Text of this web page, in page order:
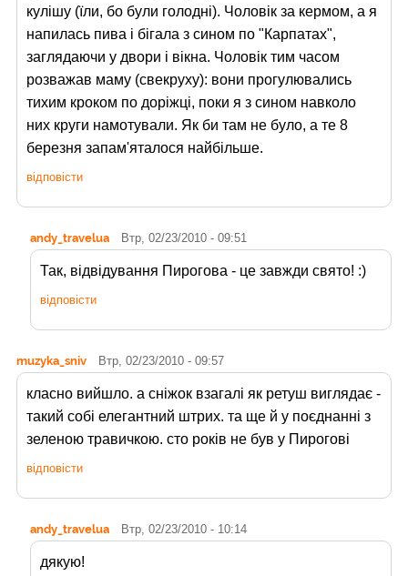
кулішу (їли, бо були голодні). Чоловік за кермом, а я
напилась пива і бігала з сином по "Карпатах",
заглядаючи у двори і вікна. Чоловік тим часом
розважав маму (свекруху): вони прогулювались
тихим кроком по доріжці, поки я з сином навколо
них круги намотували. Як би там не було, а те 8
березня запам'яталося найбільше.
відповісти
andy_travelua Втр, 02/23/2010 - 09:51
Так, відвідування Пирогова - це завжди свято! :)
відповісти
muzyka_sniv Втр, 02/23/2010 - 09:57
класно вийшло. а сніжок взагалі як ретуш виглядає -
такий собі елегантний штрих. та ще й у поєднанні з
зеленою травичкою. сто років не був у Пирогові
відповісти
andy_travelua Втр, 02/23/2010 - 10:14
дякую!